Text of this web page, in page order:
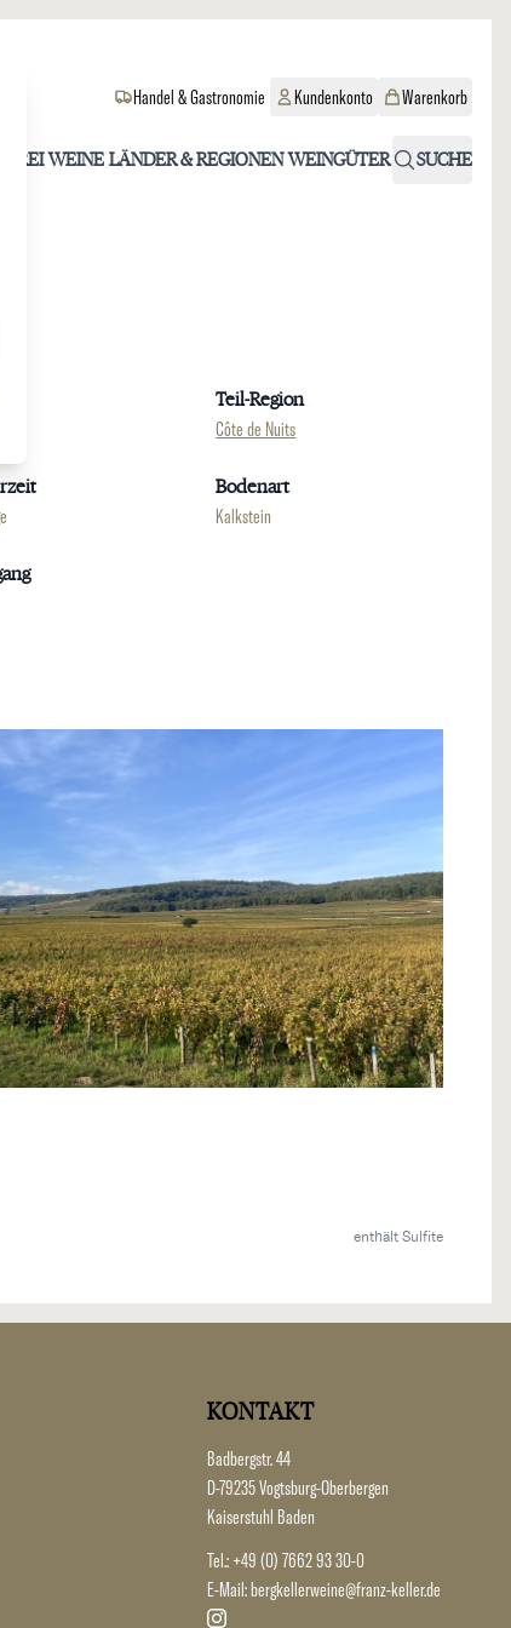
WEINE LÄNDER & REGIONEN WEINGÜTER SUCHE
Handel & Gastronomie Kundenkonto Warenkorb
Teil-Region
Côte de Nuits
Bodenart
Kalkstein
enthält Sulfite
KONTAKT
Badbergstr. 44
D-79235 Vogtsburg-Oberbergen
Kaiserstuhl Baden
Tel.: +49 (0) 7662 93 30-0
E-Mail:bergkellerweine@franz-keller.de